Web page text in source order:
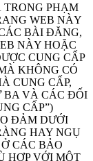
PHẠM
WEB NÀY
BÀI ĐĂNG,
NÀY HOẶC
CUNG CẤP
KHÔNG CÓ
CUNG CẤP,
BA VÀ CÁC ĐỐI
CẤP”)
ĐẢM DƯỚI
HAY NGỤ
CÁC BẢO
HỢP VỚI MỘT